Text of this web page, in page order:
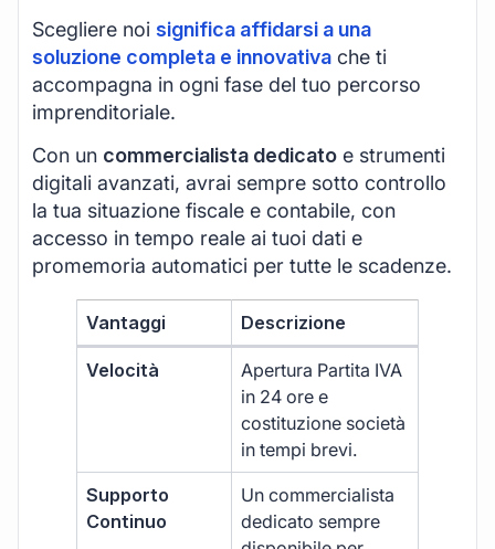
Scegliere noi significa affidarsi a una
soluzione completa e innovativa che ti
accompagna in ogni fase del tuo percorso
imprenditoriale.
Con un commercialista dedicato e strumenti
digitali avanzati, avrai sempre sotto controllo
la tua situazione fiscale e contabile, con
accesso in tempo reale ai tuoi dati e
promemoria automatici per tutte le scadenze.
Vantaggi Descrizione
Velocità
Apertura Partita IVA
in 24 ore e
costituzione società
in tempi brevi.
Supporto
Continuo
Un commercialista
dedicato sempre